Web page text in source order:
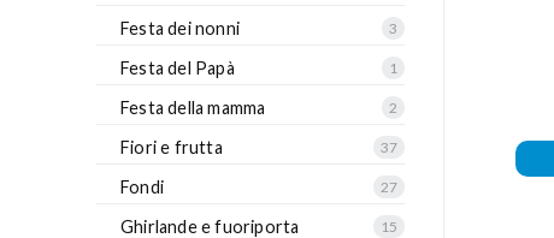
Festa dei nonni 3
Festa del Papà 1
Festa della mamma 2
Fiori e frutta 37
Fondi 27
Ghirlande e fuoriporta 15